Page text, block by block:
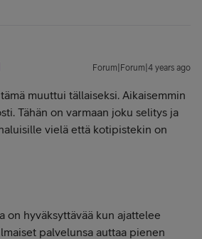
Forum|Forum|4 years ago
muuttui tällaiseksi. Aikaisemmin
Tähän on varmaan joku selitys ja
vielä että kotipistekin on
on hyväksyttävää kun ajattelee
palvelunsa auttaa pienen